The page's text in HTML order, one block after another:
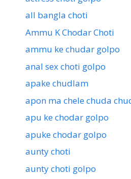
all bangla choti
Ammu K Chodar Choti
ammu ke chudar golpo
anal sex choti golpo
apake chudlam
apon ma chele chuda
apu ke chodar golpo
apuke chodar golpo
aunty choti
aunty choti golpo